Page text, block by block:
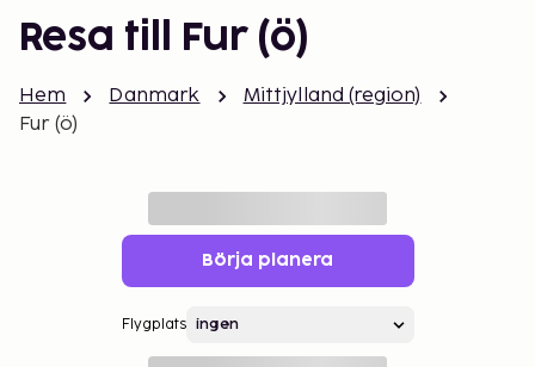
Resa till Fur (ö)
Hem Danmark
Mittjylland (region)
Fur (ö)
Börja planera
Flygplats